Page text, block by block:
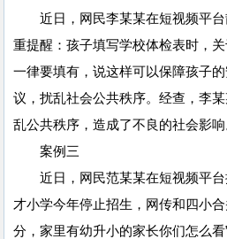
近日，网民李某某在短视频平台
重提醒：孩子填写学校体检表时，
一律要填有，说这样可以保障孩子
议，扰乱社会公共秩序。经查，李
乱公共秩序，造成了不良的社会影响
案例三
近日，网民范某某在短视频平台
才小学今年停止招生，网传和四小
分，家里有幼升小的家长你们怎么